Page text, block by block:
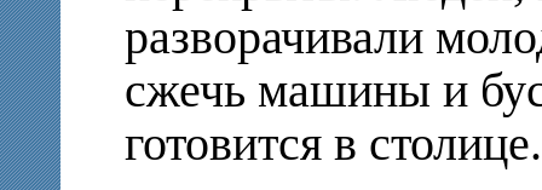
разворачивали
сжечь машины и
готовится в столице.